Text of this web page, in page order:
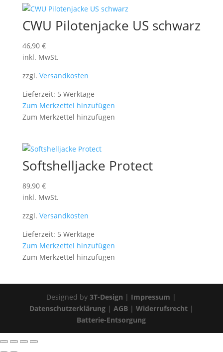
CWU Pilotenjacke US schwarz
46,90 €
inkl. MwSt.
zzgl. Versandkosten
Lieferzeit: 5 Werktage
Zum Merkzettel hinzufügen
Zum Merkzettel hinzufügen
Softshelljacke Protect
89,90 €
inkl. MwSt.
zzgl. Versandkosten
Lieferzeit: 5 Werktage
Zum Merkzettel hinzufügen
Zum Merkzettel hinzufügen
Designed by3T-Design | Impressum |
Datenschutzerklärung| AGB| Widerrufsrecht|
Batterie-Entsorgung